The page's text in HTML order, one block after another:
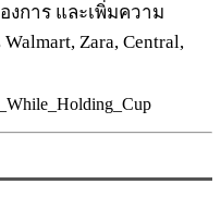
การ และเพิ่มความ
Zara, Central,